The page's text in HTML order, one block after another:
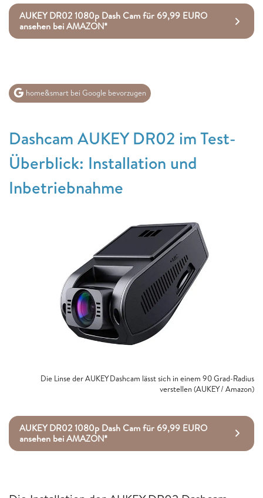
AUKEY DR02 1080p Dash Cam für 69,99 EURO
ansehen bei AMAZON*
home&smart bei Google bevorzugen
Dashcam AUKEY DR02 im Test-
Überblick: Installation und
Inbetriebnahme
Die Linse der AUKEY Dashcam lässt sich in einem 90 Grad-Radius
verstellen (AUKEY / Amazon)
AUKEY DR02 1080p Dash Cam für 69,99 EURO
ansehen bei AMAZON*